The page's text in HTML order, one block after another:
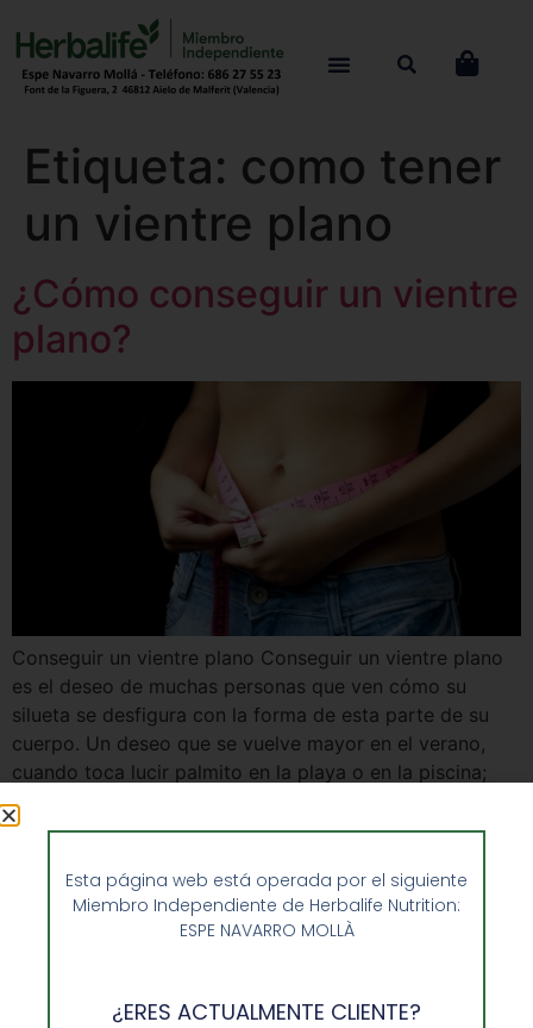
Etiqueta: como tener
un vientre plano
¿Cómo conseguir un vientre
plano?
Conseguir un vientre plano Conseguir un vientre plano
es el deseo de muchas personas que ven cómo su
silueta se desfigura con la forma de esta parte de su
cuerpo. Un deseo que se vuelve mayor en el verano,
cuando toca lucir palmito en la playa o en la piscina;
pero también durante el invierno, […]
Esta página web está operada por el siguiente
Miembro Independiente de Herbalife Nutrition:
ESPE NAVARRO MOLLÀ
¿ERES ACTUALMENTE CLIENTE?